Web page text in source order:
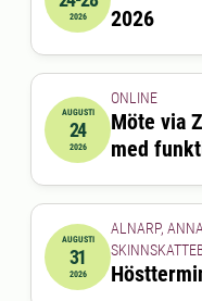
2026-08-24
2026
2026
2026-08-24
AUGUSTI
24
2026
ONLINE
Möte via
med
2026-08-31
AUGUSTI
31
2026
ALNARP,